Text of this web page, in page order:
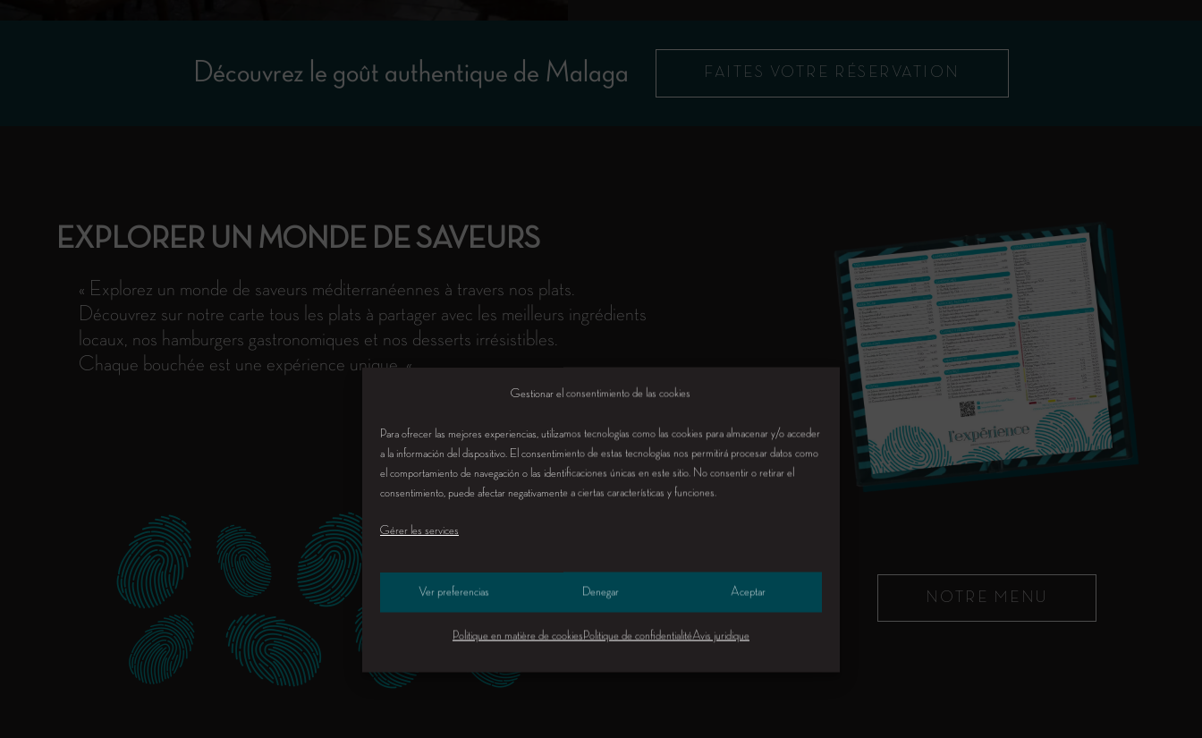
Gestionar el consentimiento de las cookies
Para ofrecer las mejores experiencias, utilizamos tecnologías como las cookies para almacenar y/o acceder
a la información del dispositivo. El consentimiento de estas tecnologías nos permitirá procesar datos como
el comportamiento de navegación o las identificaciones únicas en este sitio. No consentir o retirar el
consentimiento, puede afectar negativamente a ciertas características y funciones.
Gérer les services
Aceptar
Denegar
Ver preferencias
Politique en matière de cookiesPolitique de confidentialitéAvis juridique
Découvrez le goût authentique de Malaga FAITES VOTRE RÉSERVATION
EXPLORER UN MONDE DE SAVEURS
« Explorez un monde de saveurs méditerranéennes à travers nos plats.
Découvrez sur notre carte tous les plats à partager avec les meilleurs ingrédients
locaux, nos hamburgers gastronomiques et nos desserts irrésistibles.
Chaque bouchée est une expérience unique. «
NOTRE MENU